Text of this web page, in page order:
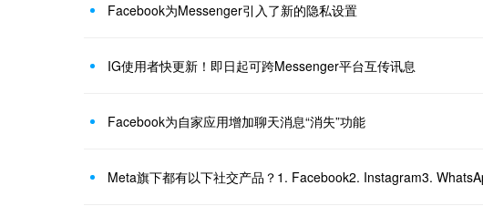
Facebook为Messenger引入了新的隐私设置
IG使用者快更新！即日起可跨Messenger平台互传讯息
Facebook为自家应用增加聊天消息“消失”功能